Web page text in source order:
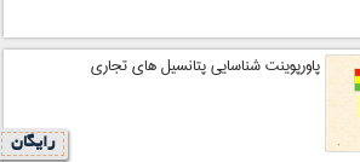
پاورپوینت شناسایی پتانسیل های تجاری
رایگان